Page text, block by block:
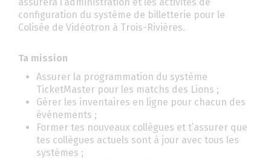
configuration du système de billetterie pour le
Colisée de Vidéotron à Trois-Rivières.
Ta mission
Assurer la programmation du système
TicketMaster pour les matchs des Lions ;
Gérer les inventaires en ligne pour chacun des
événements ;
Former tes nouveaux collègues et t’assurer que
tes collègues actuels sont à jour avec tous les
systèmes ;